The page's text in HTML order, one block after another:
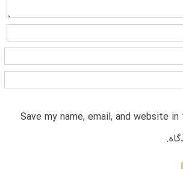
Save my name, email, and website